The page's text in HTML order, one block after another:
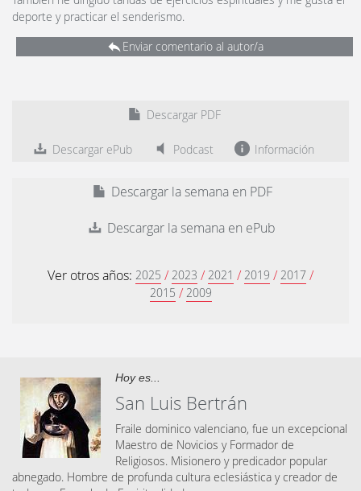
deporte y practicar el senderismo.
Enviar comentario al autor/a
Descargar PDF
Descargar ePub Podcast Información
Descargar la semana en PDF
Descargar la semana en ePub
Ver otros años: 2025 / 2023 / 2021 / 2019 / 2017 /
2015 / 2009
Hoy es...
San Luis Bertrán
Fraile dominico valenciano, fue un excepcional
Maestro de Novicios y Formador de
Religiosos. Misionero y predicador popular
abnegado. Hombre de profunda cultura eclesiástica y creador de